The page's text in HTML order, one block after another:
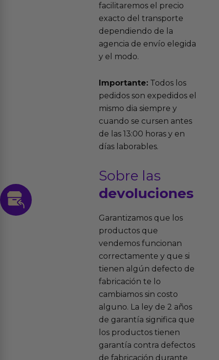
facilitaremos el precio
exacto del transporte
dependiendo de la
agencia de envío elegida
y el modo.
Importante:Todos los
pedidos son expedidos el
mismo dia siempre y
cuando se cursen antes
de las 13:00 horas y en
días laborables.
Sobre las
devoluciones
Garantizamos que los
productos que
vendemos funcionan
correctamente y que si
tienen algún defecto de
fabricación te lo
cambiamos sin costo
alguno. La ley de 2 años
de garantía significa que
los productos tienen
garantía contra defectos
de fabricación durante